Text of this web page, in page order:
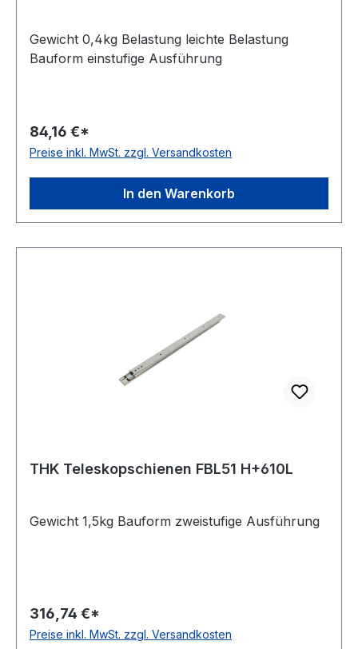
Gewicht 0,4kg Belastung leichte Belastung
Bauform einstufige Ausführung
84,16 €*
Preise inkl. MwSt. zzgl. Versandkosten
In den Warenkorb
THK Teleskopschienen FBL51 H+610L
Gewicht 1,5kg Bauform zweistufige Ausführung
316,74 €*
Preise inkl. MwSt. zzgl. Versandkosten